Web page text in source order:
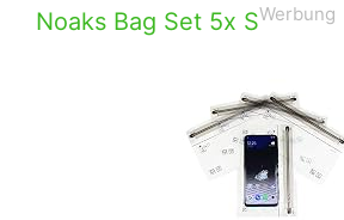
Noaks Bag Set 5x SWerbung